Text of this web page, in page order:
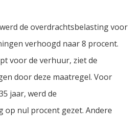
de overdrachtsbelasting voor
verhoogd naar 8 procent.
voor de verhuur, ziet de
door deze maatregel. Voor
jaar, werd de
op nul procent gezet. Andere